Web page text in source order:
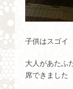
子供はスゴイ
大人があたふ
席できました